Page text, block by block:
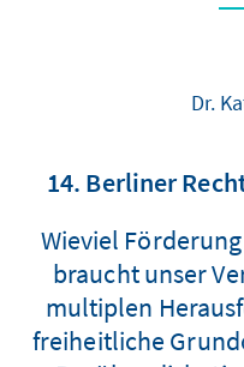
Dr.
14. Berliner
Wieviel
braucht unser
multiplen
freiheitliche